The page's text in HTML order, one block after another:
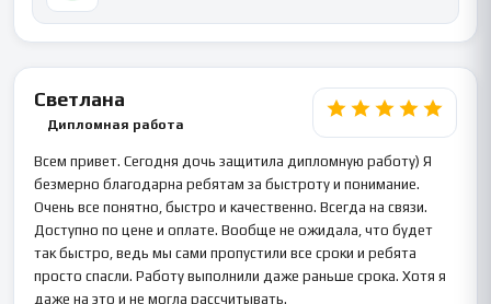
Светлана
Дипломная работа
Всем привет. Сегодня дочь защитила дипломную работу) Я
безмерно благодарна ребятам за быстроту и понимание.
Очень все понятно, быстро и качественно. Всегда на связи.
Доступно по цене и оплате. Вообще не ожидала, что будет
так быстро, ведь мы сами пропустили все сроки и ребята
просто спасли. Работу выполнили даже раньше срока. Хотя я
даже на это и не могла рассчитывать.